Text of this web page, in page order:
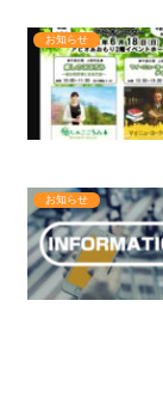
お知らせ
お知らせ